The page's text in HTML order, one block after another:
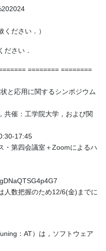
ください．）
ださい．
======== ========
と応用に関するシンポジウム
共催：工学院大学，および関
17:45
・第四会議室＋Zoomによるハ
数把握のため12/6(金)までに
：AT）は，ソフトウェア